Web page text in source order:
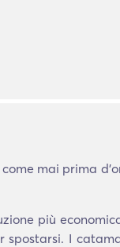
mai prima
più
spostarsi. I